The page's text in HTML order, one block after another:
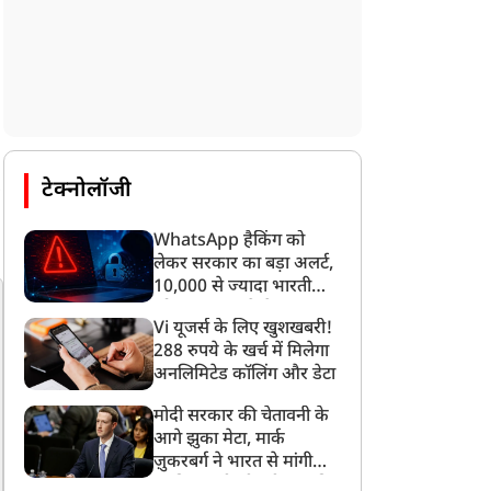
मनोरंजन
टेक्नोलॉजी
WhatsApp हैकिंग को
लेकर सरकार का बड़ा अलर्ट,
10,000 से ज्यादा भारतीयों
गया
Vi यूजर्स के लिए खुशखबरी!
288 रुपये के खर्च में मिलेगा
अनलिमिटेड कॉलिंग और डेटा
मोदी सरकार की चेतावनी के
आगे झुका मेटा, मार्क
ज़ुकरबर्ग ने भारत से मांगी